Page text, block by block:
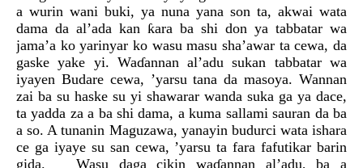
a wurin wani buki, ya nuna yana son ta, akwai wata
dama da al’ada kan ƙara ba shi don ya tabbatar wa
jama’a ko yarinyar ko wasu masu sha’awar ta cewa, da
gaske yake yi. Waɗannan al’adu sukan tabbatar wa
iyayen Budare cewa, ’yarsu tana da masoya. Wannan
zai ba su haske su yi shawarar wanda suka ga ya dace,
ta yadda za a ba shi dama, a kuma sallami sauran da ba
a so. A tunanin Maguzawa, yanayin budurci wata ishara
ce ga iyaye su san cewa, ’yarsu ta fara fafutikar barin
gida. Wasu daga cikin waɗannan al’adu, ba a